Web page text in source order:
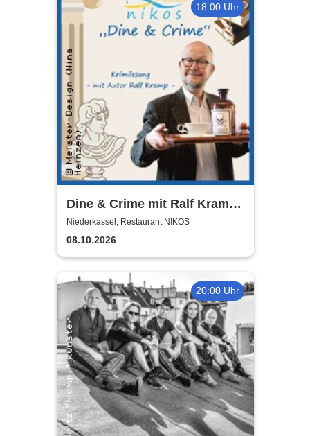
18:00 Uhr
Dine & Crime mit Ralf Kramp |
Unterhaltsame Krimi-Lesung
Niederkassel, Restaurant NIKOS
08.10.2026
20:00 Uhr